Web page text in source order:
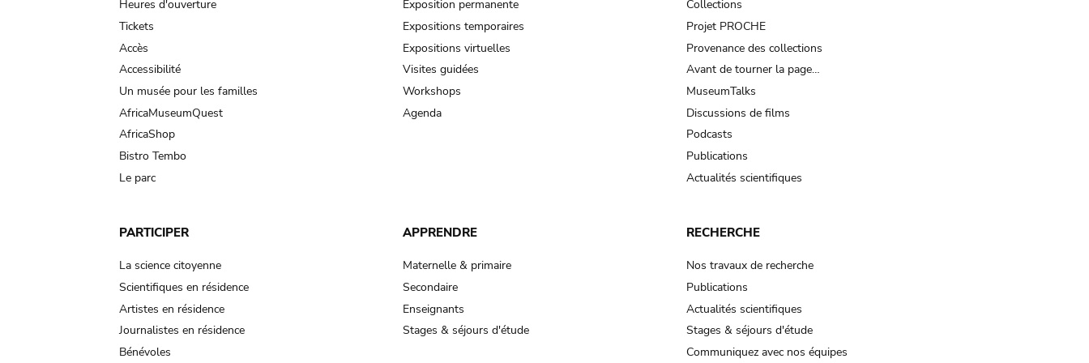
navigation
Heures d'ouverture
Tickets
Accès
Accessibilité
Un musée pour les familles
AfricaMuseumQuest
AfricaShop
Bistro Tembo
Le parc
Exposition permanente
Expositions temporaires
Expositions virtuelles
Visites guidées
Workshops
Agenda
Collections
Projet PROCHE
Provenance des collections
Avant de tourner la page…
MuseumTalks
Discussions de films
Podcasts
Publications
Actualités scientifiques
PARTICIPER
La science citoyenne
Scientifiques en résidence
Artistes en résidence
Journalistes en résidence
Bénévoles
APPRENDRE
Maternelle & primaire
Secondaire
Enseignants
Stages & séjours d'étude
RECHERCHE
Nos travaux de recherche
Publications
Actualités scientifiques
Stages & séjours d'étude
Communiquez avec nos équipes